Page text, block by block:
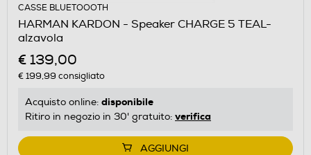
CASSE BLUETOOOTH
HARMAN KARDON - Speaker CHARGE 5 TEAL-
alzavola
€ 139,00
€ 199,99 consigliato
Acquisto online: disponibile
Ritiro in negozio in 30' gratuito: verifica
AGGIUNGI